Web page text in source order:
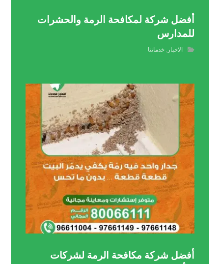
أفضل شركة لمكافحة الرمة والحشرات
للمدارس
الاخبار ,خدماتنا
أفضل شركة مكافحة الرمة لشركات